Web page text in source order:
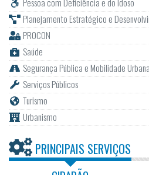
Planejamento Estratégico e
PROCON
Saúde
Segurança Pública e Mobilidade Urbana
Serviços Públicos
Turismo
Urbanismo
PRINCIPAIS SERVIÇOS